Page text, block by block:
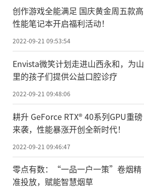
创作游戏全能满足 国庆黄金周五款高
性能笔记本开启福利活动！
2022-09-21 09:53:54
Envista微笑计划走进山西永和，为山
里的孩子们提供公益口腔诊疗
2022-09-21 09:48:06
耕升 GeForce RTX® 40系列GPU重磅
来袭，性能暴涨开创全新时代！
2022-09-21 09:46:47
零点有数：“一品一户一策”卷烟精
准投放，赋能智慧烟草